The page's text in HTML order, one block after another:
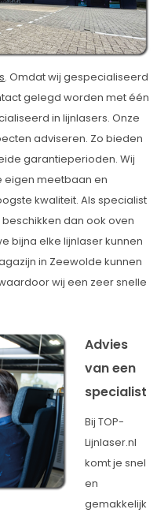
. Omdat wij gespecialiseerd
gelegd worden met één
in lijnlasers. Onze
adviseren. Zo bieden
garantieperioden. Wij
eigen meetbaan en
kwaliteit. Als specialist
dan ook oven
bijna elke lijnlaser kunnen
in Zeewolde kunnen
wij een zeer snelle
Advies
van een
specialist
Bij TOP-
Lijnlaser.nl
komt je snel
en
gemakkelijk